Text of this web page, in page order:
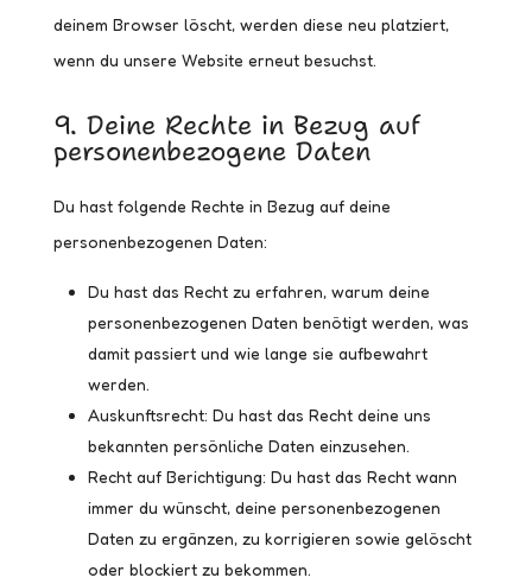
deinem Browser löscht, werden diese neu platziert,
wenn du unsere Website erneut besuchst.
9. Deine Rechte in Bezug auf
personenbezogene Daten
Du hast folgende Rechte in Bezug auf deine
personenbezogenen Daten:
Du hast das Recht zu erfahren, warum deine
personenbezogenen Daten benötigt werden, was
damit passiert und wie lange sie aufbewahrt
werden.
Auskunftsrecht: Du hast das Recht deine uns
bekannten persönliche Daten einzusehen.
Recht auf Berichtigung: Du hast das Recht wann
immer du wünscht, deine personenbezogenen
Daten zu ergänzen, zu korrigieren sowie gelöscht
oder blockiert zu bekommen.